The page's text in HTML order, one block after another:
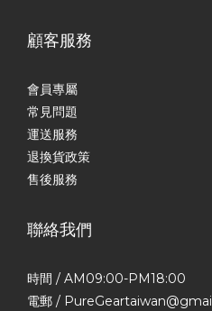
用得到，不是放著生灰塵的冷宮
情人節活動資訊📅 活動期間：
限時優惠：7 大精選組合享七夕限
誤，安心送禮零壓力 ✨ 加購專區
加購專區」，單筆訂單可加價選購
次，數量有限，售完為止。 讓送
昂貴珠寶或鮮花香水，而是「我知
——送得剛剛好，也用得剛剛好。
組合
售！現在就選擇你的本命女神，讓
顧客服務
會員專屬
常見問題
運送服務
退換貨政策
售後服務
聯絡我們
時間 / AM09:00-PM18:00
電郵 /